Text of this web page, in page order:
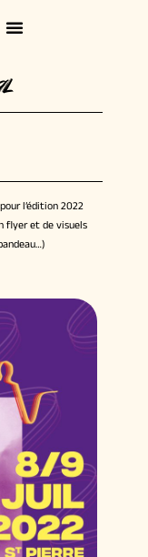
l’édition 2022
flyer et de visuels